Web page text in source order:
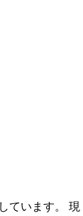
ています。 現